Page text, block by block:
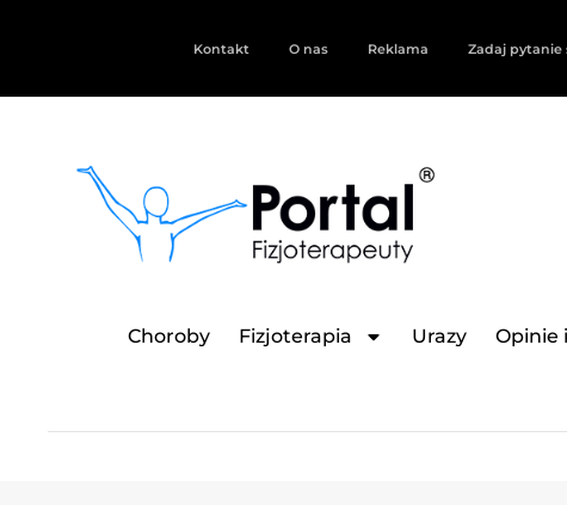
Kontakt O nas Reklama Zadaj pytanie
Choroby Fizjoterapia Urazy Opinie